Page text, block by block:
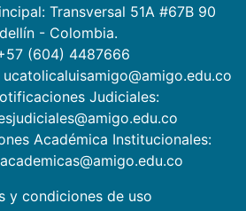
Transversal 51A #67B 90
- Colombia.
(604) 4487666
Judiciales:
Académica Institucionales:
y condiciones de uso